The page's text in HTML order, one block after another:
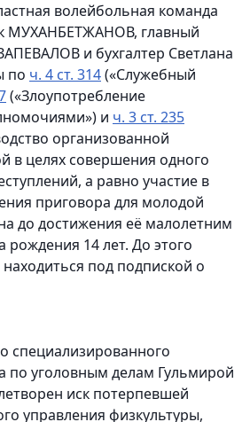
волейбольная команда
МУХАНБЕТЖАНОВ, главный
и бухгалтер Светлана
по ч. 4 ст. 314(«Служебный
(«Злоупотребление
и ч. 3 ст. 235
организованной
в целях совершения одного
а равно участие в
приговора для молодой
до достижения её малолетним
рождения 14 лет. До этого
под подпиской о
специализированного
по уголовным делам Гульмирой
иск потерпевшей
управления физкультуры,